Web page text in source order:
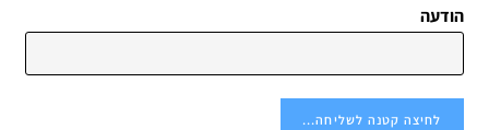
הודעה
לחיצה קטנה לשליחה...